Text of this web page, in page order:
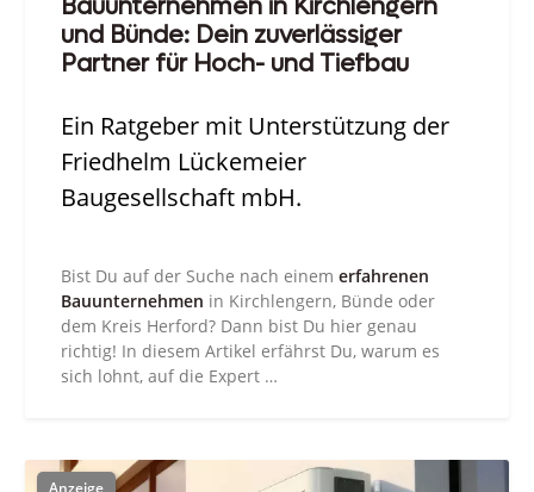
Bauunternehmen in Kirchlengern
und Bünde: Dein zuverlässiger
Partner für Hoch- und Tiefbau
Ein Ratgeber mit Unterstützung der
Friedhelm Lückemeier
Baugesellschaft mbH.
Bist Du auf der Suche nach einem erfahrenen
Bauunternehmen in Kirchlengern, Bünde oder
dem Kreis Herford? Dann bist Du hier genau
richtig! In diesem Artikel erfährst Du, warum es
sich lohnt, auf die Expert …